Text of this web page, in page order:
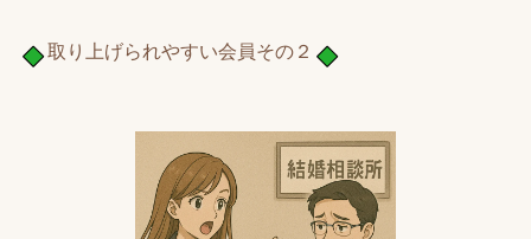
取り上げられやすい会員その２